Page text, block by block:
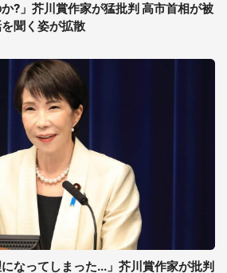
か?」芥川賞作家が猛批判 高市首相が被
聞く姿が拡散
になってしまった...」芥川賞作家が批判